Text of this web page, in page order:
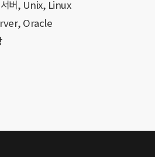
버, Unix, Linux
Oracle